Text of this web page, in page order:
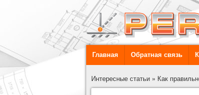
Главная Обратная связь
Интересные статьи » Как